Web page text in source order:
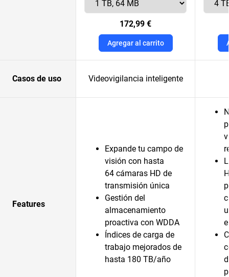
172,99 €
Agregar al carrito
Casos de uso Videovigilancia inteligente
Features
Expande tu campo de
visión con hasta
64 cámaras HD de
transmisión única
Gestión del
almacenamiento
proactiva con WDDA
Índices de carga de
trabajo mejorados de
hasta 180 TB/año